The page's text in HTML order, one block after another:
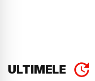
ULTIMELE